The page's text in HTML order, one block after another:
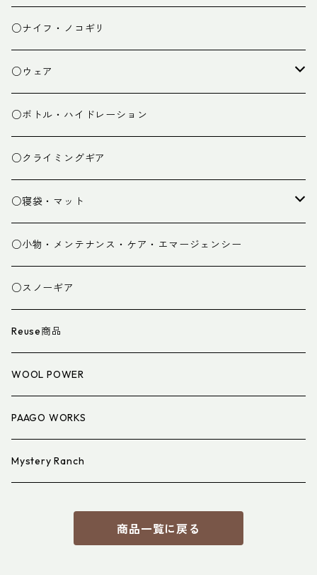
チェア
焚き火台
焚き火小物
○ナイフ・ノコギリ
○ウェア
ミドルレイヤー
ベースレイヤー
パンツ
グローブ
スパッツ・ゲイター
衣類小物
アイウェア
○ボトル・ハイドレーション
○クライミングギア
○寝袋・マット
寝袋
マット
寝具小物
○小物・メンテナンス・ケア・エマージェンシー
○スノーギア
Reuse商品
WOOL POWER
PAAGO WORKS
Mystery Ranch
商品一覧に戻る